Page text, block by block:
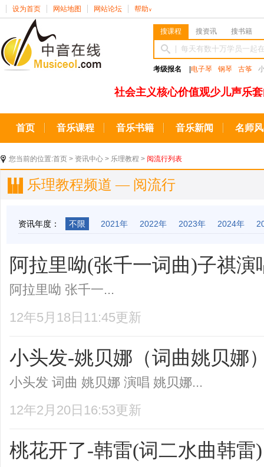
设为首页 网站地图 网站论坛 帮助 ∨
搜课程 搜资讯 搜书籍
考级报名 电子琴 钢琴 古筝
社会主义核心价值观少儿声乐
首页 音乐课程 音乐书籍 音乐新闻 名师
您当前的位置:首页 > 资讯中心 > 乐理教程 > 阅流行列表
乐理教程频道 — 阅流行
资讯年度： 不限 2021年 2022年 2023年 2024年
阿拉里呦(张千一词曲)子祺演
阿拉里呦 张千一...
12年5月18日11:45更新
小头发-姚贝娜（词曲姚贝娜
小头发 词曲 姚贝娜 演唱 姚贝娜...
12年2月20日16:53更新
桃花开了-韩雷(词二水曲韩雷)